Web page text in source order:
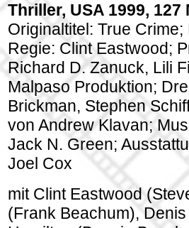
Thriller, USA 1999, 127
Originaltitel: True
Regie: Clint Eastwood;
Richard D. Zanuck, Lili
Malpaso Produktion;
Brickman, Stephen
von Andrew Klavan;
Jack N. Green;
Joel Cox
mit Clint Eastwood
(Frank Beachum),